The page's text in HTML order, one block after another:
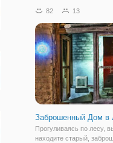
Стикмены всегда
исключение. Человек-
оказался в
82 13
Заброшенный Дом в
Прогуливаясь по лесу,
находите старый,